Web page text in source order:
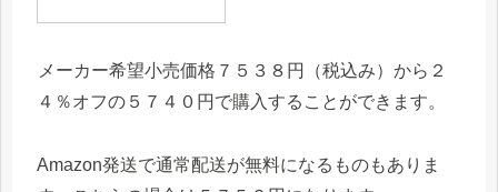
メーカー希望小売価格７５３８円（税込み）から２
４％オフの５７４０円で購入することができます。
Amazon発送で通常配送が無料になるものもありま